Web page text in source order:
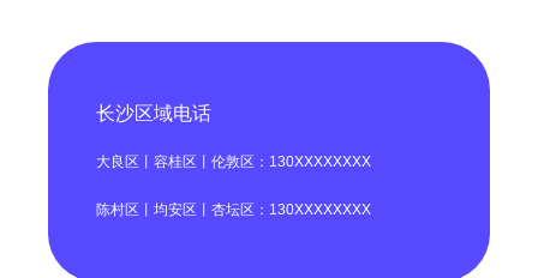
长沙区域电话
大良区丨容桂区丨伦敦区：130XXXXXXXX
陈村区丨均安区丨杏坛区：130XXXXXXXX